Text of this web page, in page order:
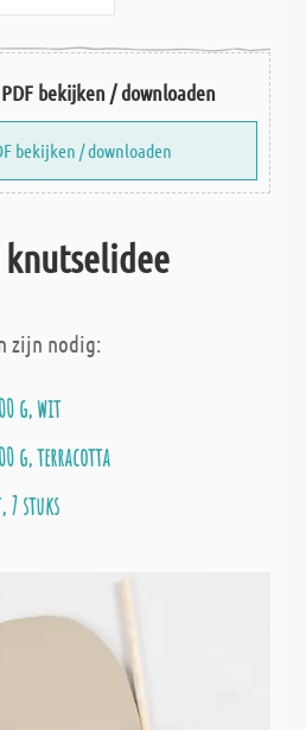
bekijken / downloaden
bekijken / downloaden
zijn nodig:
g, wit
g, terracotta
7 stuks